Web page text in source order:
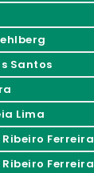
Santos
Lima
Ferreira
Ferreira